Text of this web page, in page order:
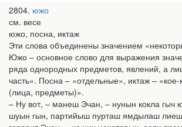
2804 южо
см. весе
южо, посна, иктаж
Эти слова объединены значением
Южо – основное слово для выражения
ряда однородных предметов, явлений, а
часть». Посна – «отдельные», иктаж – «кое-
(лица, предметы)».
– Ну вот, – манеш Эчан, – нунын кокла гыч
шуын гын, партийыш пурташ ямдылаш